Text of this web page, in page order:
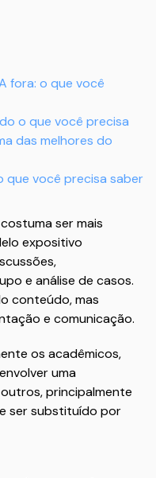
fora: o que você
o que você precisa
das melhores do
que você precisa saber
ser mais
expositivo
e análise de casos.
conteúdo, mas
e comunicação.
os acadêmicos,
uma
principalmente
ser substituído por